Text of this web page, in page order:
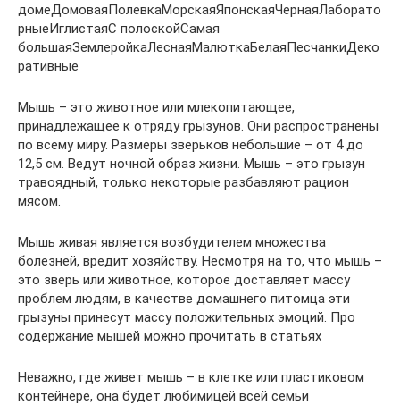
домеДомоваяПолевкаМорскаяЯпонскаяЧернаяЛаборато
рныеИглистаяС полоскойСамая
большаяЗемлеройкаЛеснаяМалюткаБелаяПесчанкиДеко
ративные
Мышь – это животное или млекопитающее,
принадлежащее к отряду грызунов. Они распространены
по всему миру. Размеры зверьков небольшие – от 4 до
12,5 см. Ведут ночной образ жизни. Мышь – это грызун
травоядный, только некоторые разбавляют рацион
мясом.
Мышь живая является возбудителем множества
болезней, вредит хозяйству. Несмотря на то, что мышь –
это зверь или животное, которое доставляет массу
проблем людям, в качестве домашнего питомца эти
грызуны принесут массу положительных эмоций. Про
содержание мышей можно прочитать в статьях
Неважно, где живет мышь – в клетке или пластиковом
контейнере, она будет любимицей всей семьи